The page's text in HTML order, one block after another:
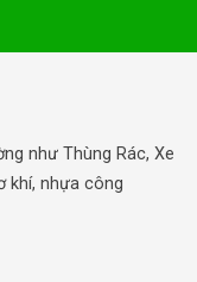
như Thùng Rác, Xe
khí, nhựa công